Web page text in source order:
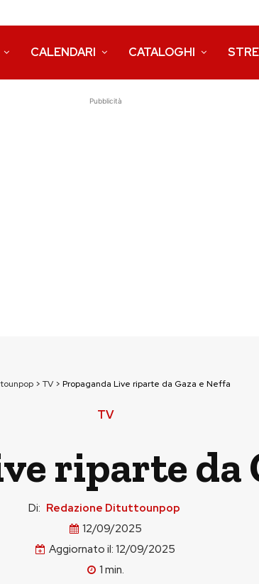
CALENDARI CATALOGHI
Pubblicità
> TV > Propaganda Live riparte da Gaza e Neffa
TV
riparte da
Di: Redazione Dituttounpop
12/09/2025
Aggiornato il: 12/09/2025
1 min.